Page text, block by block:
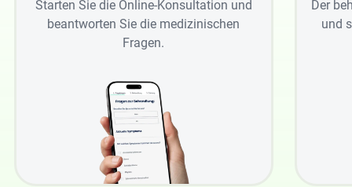
Starten Sie die Online-Konsultation und
beantworten Sie die medizinischen
Fragen.
Der
und